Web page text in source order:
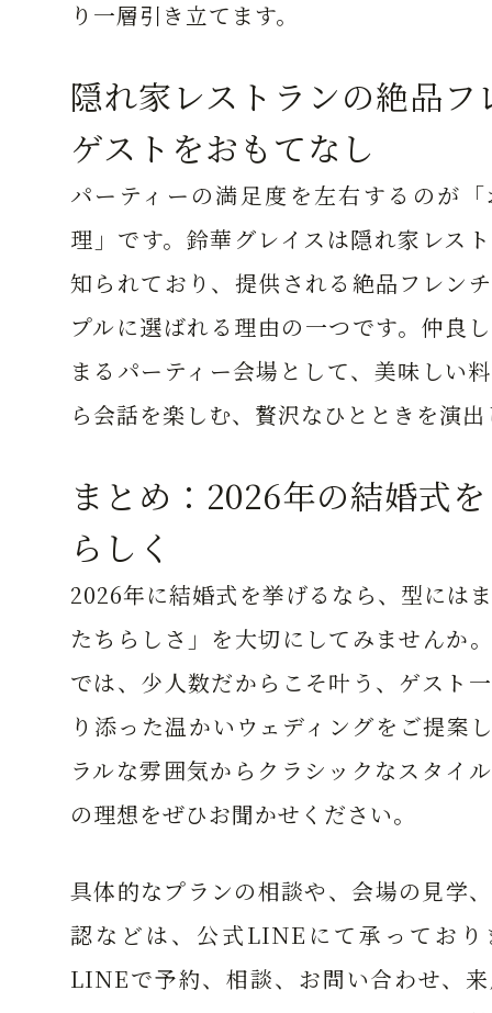
り一層引き立てます。
隠れ家レストランの絶品フ
ゲストをおもてなし
パーティーの満足度を左右するのが
理」です。鈴華グレイスは隠れ家レス
知られており、提供される絶品フレン
プルに選ばれる理由の一つです。仲良
まるパーティー会場として、美味しい
ら会話を楽しむ、贅沢なひとときを演出
まとめ：2026年の結婚式
らしく
2026年に結婚式を挙げるなら、型には
たちらしさ」を大切にしてみませんか
では、少人数だからこそ叶う、ゲスト
り添った温かいウェディングをご提案
ラルな雰囲気からクラシックなスタイ
の理想をぜひお聞かせください。
具体的なプランの相談や、会場の見学
認などは、公式LINEにて承っており
LINEで予約、相談、お問い合わせ、